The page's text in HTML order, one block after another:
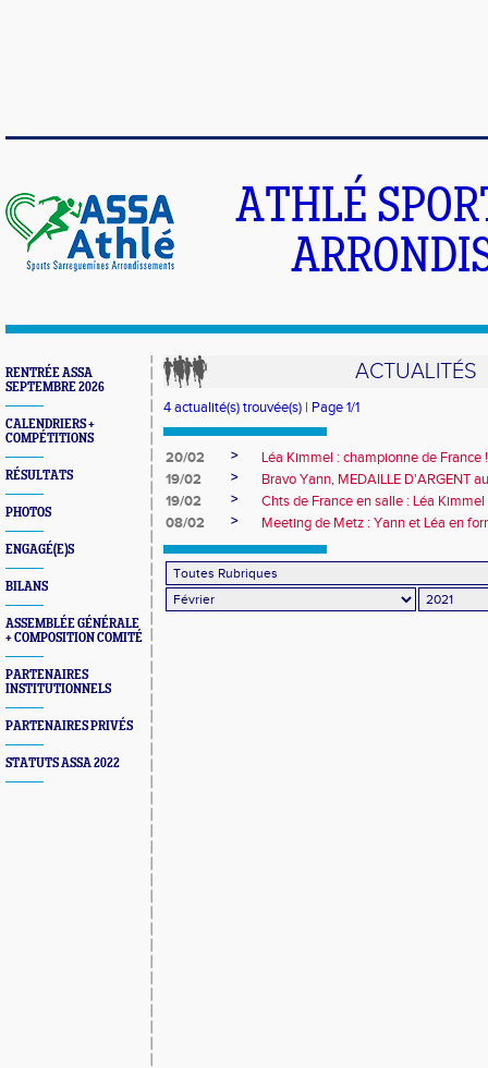
ATHLÉ
RENTRÉE ASSA
SEPTEMBRE 2026
CALENDRIERS +
COMPÉTITIONS
RÉSULTATS
PHOTOS
ENGAGÉ(E)S
BILANS
ASSEMBLÉE GÉNÉRALE
+ COMPOSITION COMITÉ
PARTENAIRES
INSTITUTIONNELS
PARTENAIRES PRIVÉS
STATUTS ASSA 2022
ACTUALITÉS
4 actualité(s) trouvée(s) | Page 1/1
20/02 >
Léa Kimmel : championne de France
19/02
>
Bravo Yann, MEDAILLE D'ARGENT
19/02
>
Chts de France en salle : Léa Kimmel
08/02
> Meeting de Metz : Yann et Léa en